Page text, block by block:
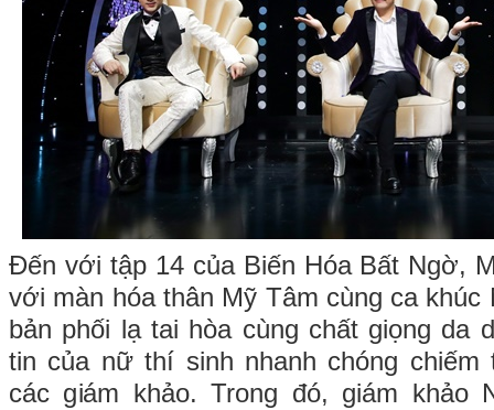
Đến với tập 14 của Biến Hóa Bất Ngờ,
với màn hóa thân Mỹ Tâm cùng ca
bản phối lạ tai hòa cùng chất giọng da
tin của nữ thí sinh nhanh chóng
các giám khảo. Trong đó, giám khảo